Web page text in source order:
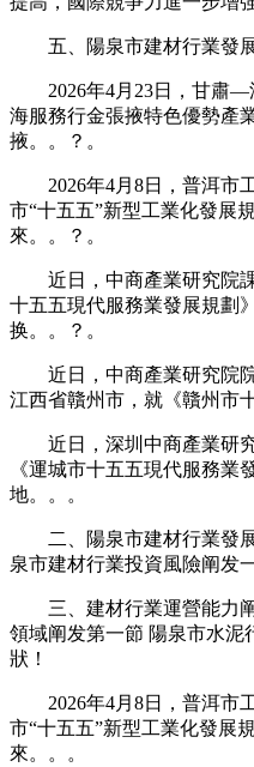
五、陽泉市建材行業發展
2026年4月23日，甘肅—
海服務行金張掖特色優勢產
掖。。？。
2026年4月8日，普洱市
市“十五五”新型工業化發展
來。。？。
近日，中商產業研究院課
十五五現代服務業發展規劃
换。。？。
近日，中商產業研究院院
江西省贛州市，就《贛州市
近日，深圳中商產業研究
《運城市十五五現代服務業
地。。。
二、陽泉市建材行業發展
泉市建材行業投資風險阐发
三、建材行業運營能力阐
領域阐发第一節 陽泉市水泥
狀！
2026年4月8日，普洱市
市“十五五”新型工業化發展
來。。。